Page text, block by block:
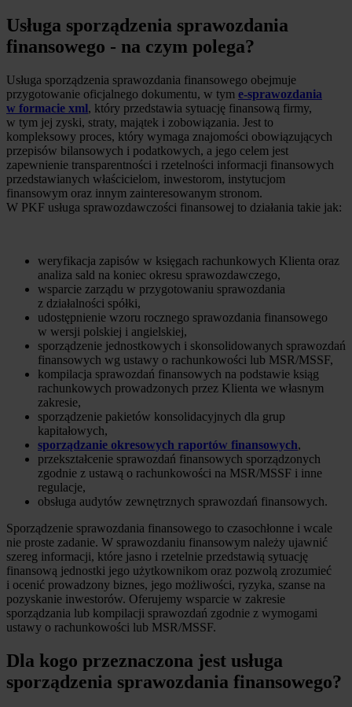
Usługa sporządzenia sprawozdania
finansowego - na czym polega?
Usługa sporządzenia sprawozdania finansowego obejmuje
przygotowanie oficjalnego dokumentu, w tym e-sprawozdania
w formacie xml, który przedstawia sytuację finansową firmy,
w tym jej zyski, straty, majątek i zobowiązania. Jest to
kompleksowy proces, który wymaga znajomości obowiązujących
przepisów bilansowych i podatkowych, a jego celem jest
zapewnienie transparentności i rzetelności informacji finansowych
przedstawianych właścicielom, inwestorom, instytucjom
finansowym oraz innym zainteresowanym stronom.
W PKF usługa sprawozdawczości finansowej to działania takie jak:
weryfikacja zapisów w księgach rachunkowych Klienta oraz
analiza sald na koniec okresu sprawozdawczego,
wsparcie zarządu w przygotowaniu sprawozdania
z działalności spółki,
udostępnienie wzoru rocznego sprawozdania finansowego
w wersji polskiej i angielskiej,
sporządzenie jednostkowych i skonsolidowanych sprawozdań
finansowych wg ustawy o rachunkowości lub MSR/MSSF,
kompilacja sprawozdań finansowych na podstawie ksiąg
rachunkowych prowadzonych przez Klienta we własnym
zakresie,
sporządzenie pakietów konsolidacyjnych dla grup
kapitałowych,
sporządzanie okresowych raportów finansowych,
przekształcenie sprawozdań finansowych sporządzonych
zgodnie z ustawą o rachunkowości na MSR/MSSF i inne
regulacje,
obsługa audytów zewnętrznych sprawozdań finansowych.
Sporządzenie sprawozdania finansowego to czasochłonne i wcale
nie proste zadanie. W sprawozdaniu finansowym należy ujawnić
szereg informacji, które jasno i rzetelnie przedstawią sytuację
finansową jednostki jego użytkownikom oraz pozwolą zrozumieć
i ocenić prowadzony biznes, jego możliwości, ryzyka, szanse na
pozyskanie inwestorów. Oferujemy wsparcie w zakresie
sporządzania lub kompilacji sprawozdań zgodnie z wymogami
ustawy o rachunkowości lub MSR/MSSF.
Dla kogo przeznaczona jest usługa
sporządzenia sprawozdania finansowego?